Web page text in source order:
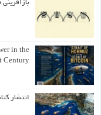
in the
Century
انتشار